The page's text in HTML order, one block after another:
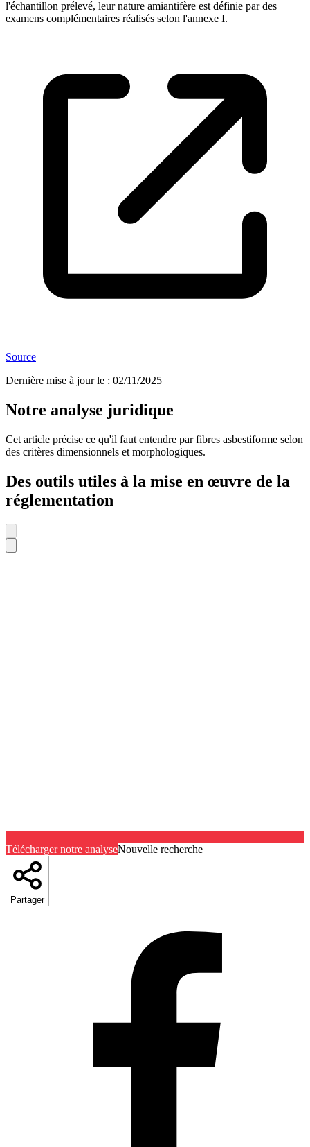
l'échantillon prélevé, leur nature amiantifère est définie par des
examens complémentaires réalisés selon l'annexe I.
Source
Dernière mise à jour le : 02/11/2025
Notre analyse juridique
Cet article précise ce qu'il faut entendre par fibres asbestiforme selon
des critères dimensionnels et morphologiques.
Des outils utiles à la mise en œuvre de la
réglementation
Télécharger notre analyseNouvelle recherche
Partager